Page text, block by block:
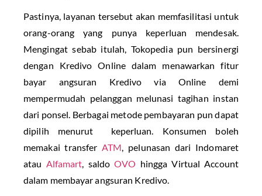
Pastinya, layanan tersebut akan memfasilitasi untuk
orang-orang yang punya keperluan mendesak.
Mengingat sebab itulah, Tokopedia pun bersinergi
dengan Kredivo Online dalam menawarkan fitur
bayar angsuran Kredivo via Online demi
mempermudah pelanggan melunasi tagihan instan
dari ponsel. Berbagai metode pembayaran pun dapat
dipilih menurut keperluan. Konsumen boleh
memakai transferATM, pelunasan dari Indomaret
atau Alfamart, saldoOVO hingga Virtual Account
dalam membayar angsuran Kredivo.